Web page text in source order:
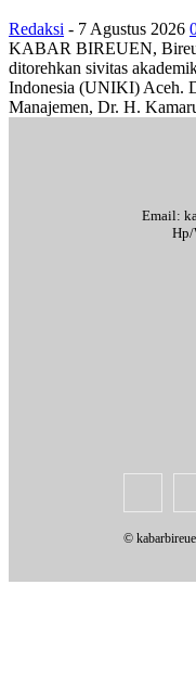
Redaksi - 7 Agustus 2026
KABAR BIREUEN,
ditorehkan sivitas
Indonesia (UNIKI) Aceh.
Manajemen, Dr. H.
Email:
Hp/
©